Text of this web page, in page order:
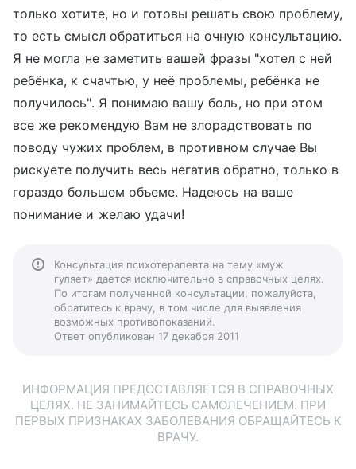
только хотите, но и готовы решать свою проблему,
то есть смысл обратиться на очную консультацию.
Я не могла не заметить вашей фразы "хотел с ней
ребёнка, к счачтью, у неё проблемы, ребёнка не
получилось". Я понимаю вашу боль, но при этом
все же рекомендую Вам не злорадствовать по
поводу чужих проблем, в противном случае Вы
рискуете получить весь негатив обратно, только в
гораздо большем объеме. Надеюсь на ваше
понимание и желаю удачи!
Консультация психотерапевта на тему «муж
гуляет» дается исключительно в справочных целях.
По итогам полученной консультации, пожалуйста,
обратитесь к врачу, в том числе для выявления
возможных противопоказаний.
Ответ опубликован 17 декабря 2011
ИНФОРМАЦИЯ ПРЕДОСТАВЛЯЕТСЯ В СПРАВОЧНЫХ
ЦЕЛЯХ. НЕ ЗАНИМАЙТЕСЬ САМОЛЕЧЕНИЕМ. ПРИ
ПЕРВЫХ ПРИЗНАКАХ ЗАБОЛЕВАНИЯ ОБРАЩАЙТЕСЬ К
ВРАЧУ.